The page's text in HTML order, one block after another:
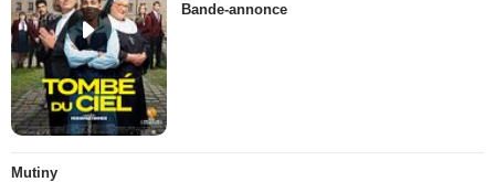
Bande-annonce
Mutiny